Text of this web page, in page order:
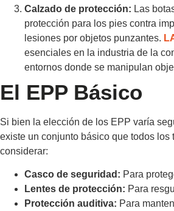
Calzado de protección: Las
protección para los pies contra
lesiones por objetos punzantes.
esenciales en la industria de la
entornos donde se manipulan
El EPP Básico
Si bien la elección de los EPP varía
existe un conjunto básico que todos los
considerar:
Casco de seguridad: Para
Lentes de protección: Para
Protección auditiva: Para